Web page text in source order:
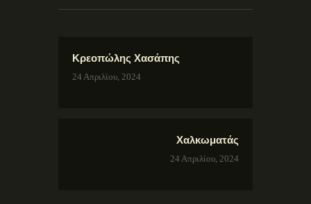
Κρεοπώλης Χασάπης
24 Απριλίου, 2024
Χαλκωματάς
24 Απριλίου, 2024